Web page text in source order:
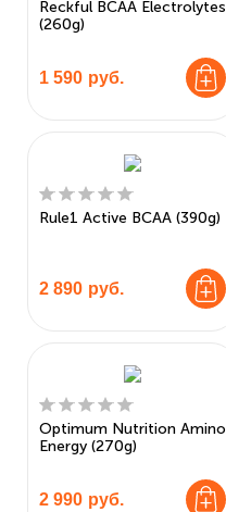
Reckful BCAA Electrolytes
(260g)
1 590 руб.
Rule1 Active BCAA (390g)
2 890 руб.
Optimum Nutrition Amino
Energy (270g)
2 990 руб.